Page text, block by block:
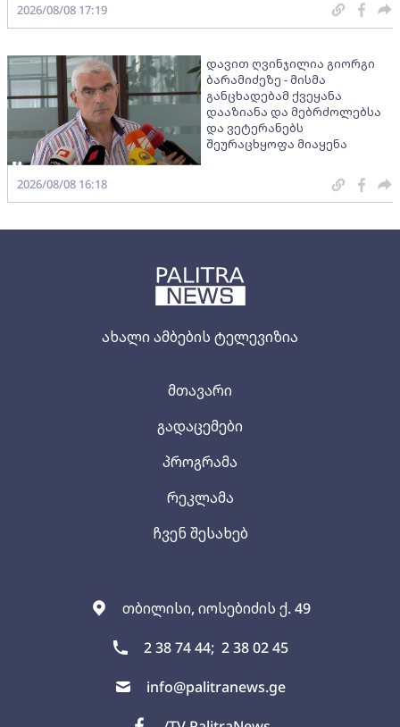
ახალი ამბების ტელევიზია
თბილისი, იოსებიძის ქ. 49
2 38 74 44; 2 38 02 45
info@palitranews.ge
მთავარი
გადაცემები
პროგრამა
რეკლამა
ჩვენ შესახებ
2026/08/08 17:19
დავით ღვინჯილია გიორგი
ბარამიძეზე - მისმა
განცხადებამ ქვეყანა
დააზიანა და მებრძოლებსა
და ვეტერანებს
შეურაცხყოფა მიაყენა
2026/08/08 16:18